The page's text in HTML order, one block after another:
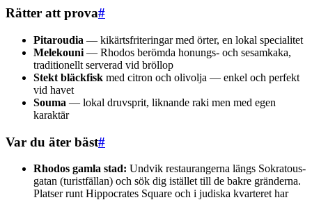
Rätter att prova#
Pitaroudia — kikärtsfriteringar med örter, en lokal specialitet
Melekouni — Rhodos berömda honungs- och sesamkaka,
traditionellt serverad vid bröllop
Stekt bläckfisk med citron och olivolja — enkel och perfekt
vid havet
Souma — lokal druvsprit, liknande raki men med egen
karaktär
Var du äter bäst#
Rhodos gamla stad: Undvik restaurangerna längs Sokratous-
gatan (turistfällan) och sök dig istället till de bakre gränderna.
Platser runt Hippocrates Square och i judiska kvarteret har